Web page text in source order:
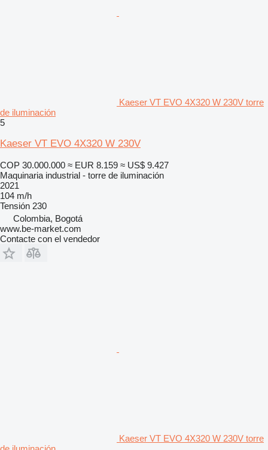
Kaeser VT EVO 4X320 W 230V torre
de iluminación
5
Kaeser VT EVO 4X320 W 230V
COP 30.000.000 ≈ EUR 8.159 ≈ US$ 9.427
Maquinaria industrial - torre de iluminación
2021
104 m/h
Tensión 230
Colombia, Bogotá
www.be-market.com
Contacte con el vendedor
Kaeser VT EVO 4X320 W 230V torre